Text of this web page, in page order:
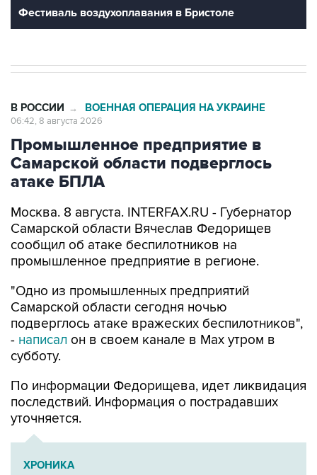
Фестиваль воздухоплавания в Бристоле
В РОССИИ → ВОЕННАЯ ОПЕРАЦИЯ НА УКРАИНЕ
06:42, 8 августа 2026
Промышленное предприятие в
Самарской области подверглось
атаке БПЛА
Москва. 8 августа. INTERFAX.RU - Губернатор
Самарской области Вячеслав Федорищев
сообщил об атаке беспилотников на
промышленное предприятие в регионе.
"Одно из промышленных предприятий
Самарской области сегодня ночью
подверглось атаке вражеских беспилотников",
- написал он в своем канале в Max утром в
субботу.
По информации Федорищева, идет ликвидация
последствий. Информация о пострадавших
уточняется.
ХРОНИКА